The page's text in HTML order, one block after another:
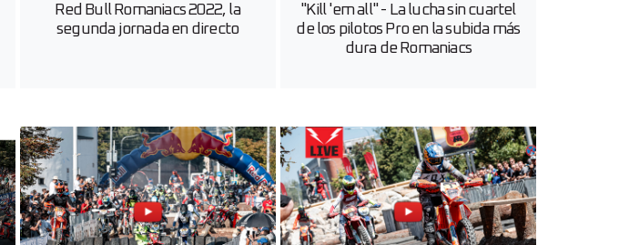
Red Bull Romaniacs 2022, la
segunda jornada en directo
"Kill 'em all" - La lucha sin cuartel
de los pilotos Pro en la subida más
dura de Romaniacs